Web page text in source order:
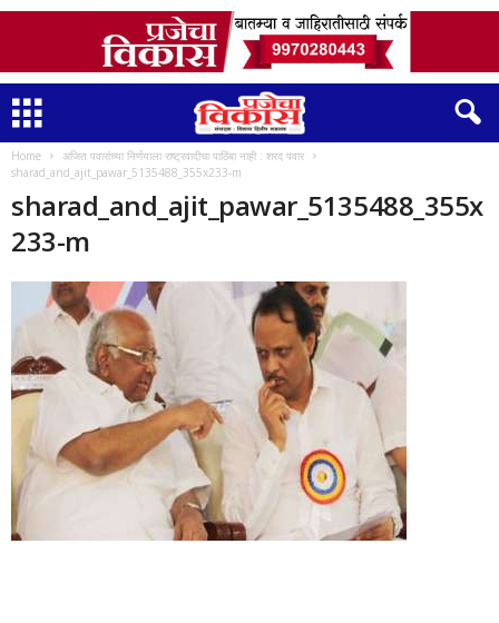
Home
अजित पवारांच्या निर्णयाला राष्ट्रवादीचा पाठिंबा नाही : शरद पवार
sharad_and_ajit_pawar_5135488_355x233-m
sharad_and_ajit_pawar_5135488_355x
233-m